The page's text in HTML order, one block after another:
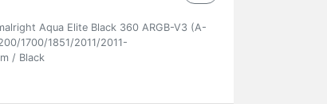
Aqua Elite Black 360 ARGB-V3 (A-
1700/1851/2011/2011-
/ Black